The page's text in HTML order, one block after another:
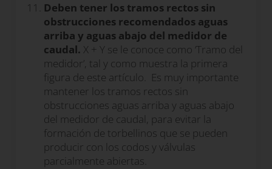
Deben tener los tramos rectos sin
obstrucciones recomendados aguas
arriba y aguas abajo del medidor de
caudal. X + Y se le conoce como ‘Tramo del
medidor’, tal y como muestra la primera
figura de este artículo.
Es muy importante
mantener los tramos rectos sin
obstrucciones aguas arriba y aguas abajo
del medidor de caudal, para evitar la
formación de torbellinos que se pueden
producir con los codos y válvulas
parcialmente abiertas.